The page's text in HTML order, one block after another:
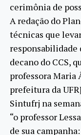
cerimônia de
A redação do
técnicas que
responsabilidade
decano do CCS,
professora Maria
prefeitura da
Sintufrj na
“o professor
de sua